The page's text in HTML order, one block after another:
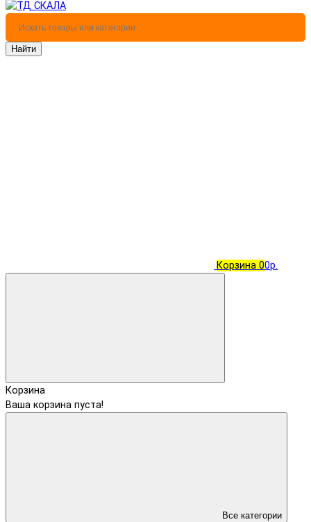
Найти
Корзина 00р.
Корзина
Ваша корзина пуста!
Все категории